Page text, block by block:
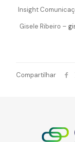
Insight
Gisele Ribeiro –
Compartilhar